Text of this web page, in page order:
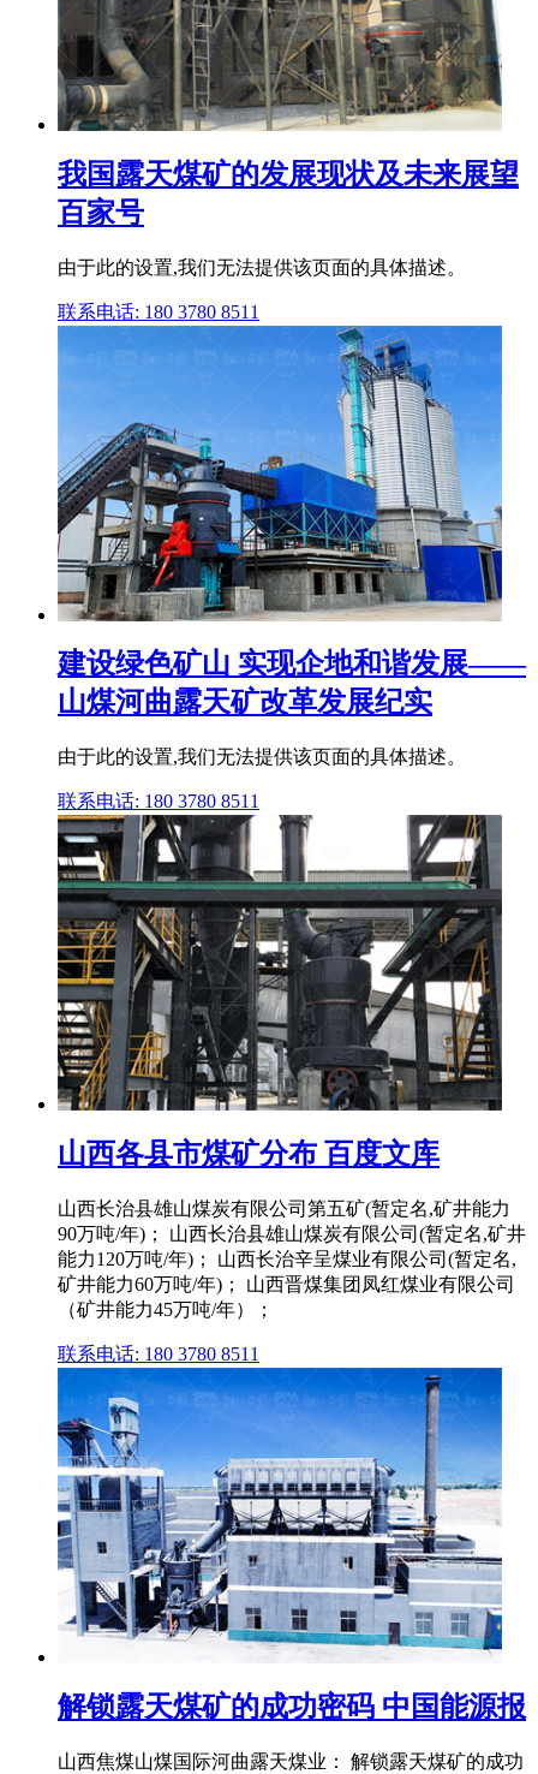
我国露天煤矿的发展现状及未来展望
百家号
由于此的设置,我们无法提供该页面的具体描述。
联系电话: 180 3780 8511
建设绿色矿山 实现企地和谐发展——
山煤河曲露天矿改革发展纪实
由于此的设置,我们无法提供该页面的具体描述。
联系电话: 180 3780 8511
山西各县市煤矿分布 百度文库
山西长治县雄山煤炭有限公司第五矿(暂定名,矿井能力
90万吨/年)； 山西长治县雄山煤炭有限公司(暂定名,矿井
能力120万吨/年)； 山西长治辛呈煤业有限公司(暂定名,
矿井能力60万吨/年)； 山西晋煤集团凤红煤业有限公司
（矿井能力45万吨/年）；
联系电话: 180 3780 8511
解锁露天煤矿的成功密码 中国能源报
山西焦煤山煤国际河曲露天煤业： 解锁露天煤矿的成功